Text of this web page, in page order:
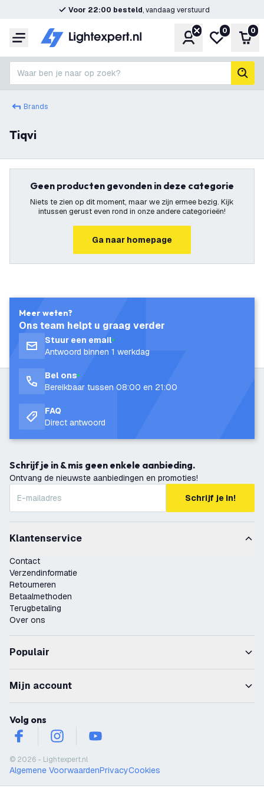
Voor 22:00 besteld, vandaag verstuurd
Menu Account
Mijn
0 0
Waar ben je naar op zoek?
Brands
Tiqvi
Geen producten gevonden in deze categorie
Niets te zien op dit moment, maar we zijn ermee bezig. Kijk
intussen gerust even rond in onze andere categorieën!
Ga naar homepage
Meer weten?
Ons team helpt u graag verder
Stuur een email
Antwoord binnen 1 werkdag
Bel ons
Bereikbaar tussen 08:00 en 21:00
FAQ
Direct antwoord
Schrijf je in & mis geen enkele aanbieding.
Ontvang de nieuwste aanbiedingen en promoties!
Schrijf je in!
Klantenservice
Contact
Verzendinformatie
Retourneren
Betaalmethoden
Terugbetaling
Over ons
Populair
Mijn account
Volg ons
facebookinstagramyoutube
© 2026 - Lightexpert.nl
Algemene VoorwaardenPrivacyCookies